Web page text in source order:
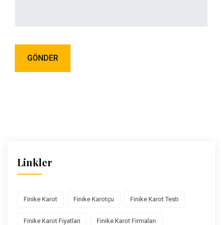
Linkler
Finike Karot Finike Karotçu Finike Karot Testi
Finike Karot Fiyatları Finike Karot Firmaları